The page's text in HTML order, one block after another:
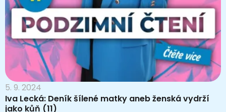
5. 9. 2024
Iva Lecká: Deník šílené matky aneb ženská vydrží
jako kůň (11)